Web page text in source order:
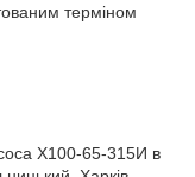
терміном
Х100-65-315И в